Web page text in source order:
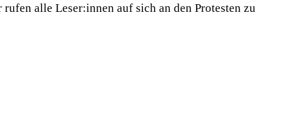
alle Leser:innen auf sich an den Protesten zu